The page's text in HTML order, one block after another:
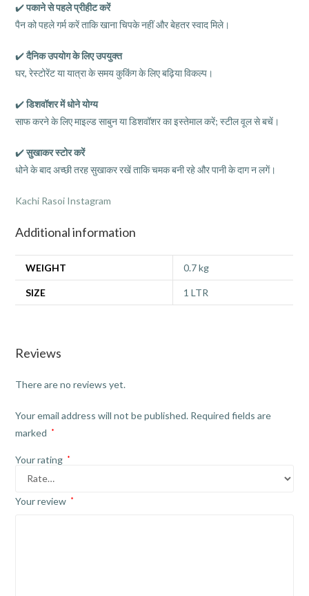
✔️पकाने से पहले प्रीहीट करें
पैन को पहले गर्म करें ताकि खाना चिपके नहीं और बेहतर स्वाद मिले।
✔️दैनिक उपयोग के लिए उपयुक्त
घर, रेस्टोरेंट या यात्रा के समय कुकिंग के लिए बढ़िया विकल्प।
✔️डिशवॉशर में धोने योग्य
साफ करने के लिए माइल्ड साबुन या डिशवॉशर का इस्तेमाल करें; स्टील वूल से बचें।
✔️सुखाकर स्टोर करें
धोने के बाद अच्छी तरह सुखाकर रखें ताकि चमक बनी रहे और पानी के दाग न लगें।
Kachi Rasoi Instagram
Additional information
WEIGHT 0.7 kg
SIZE 1 LTR
Reviews
There are no reviews yet.
Your email address will not be published. Required fields are
marked
*
Your rating *
Your review *